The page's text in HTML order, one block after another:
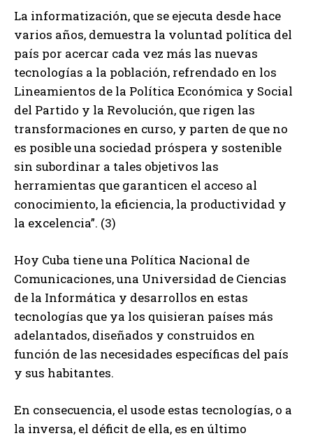
La informatización, que se ejecuta desde hace
varios años, demuestra la voluntad política del
país por acercar cada vez más las nuevas
tecnologías a la población, refrendado en los
Lineamientos de la Política Económica y Social
del Partido y la Revolución, que rigen las
transformaciones en curso, y parten de que no
es posible una sociedad próspera y sostenible
sin subordinar a tales objetivos las
herramientas que garanticen el acceso al
conocimiento, la eficiencia, la productividad y
la excelencia”. (3)
Hoy Cuba tiene una Política Nacional de
Comunicaciones, una Universidad de Ciencias
de la Informática y desarrollos en estas
tecnologías que ya los quisieran países más
adelantados, diseñados y construidos en
función de las necesidades específicas del país
y sus habitantes.
En consecuencia, el usode estas tecnologías, o a
la inversa, el déficit de ella, es en último